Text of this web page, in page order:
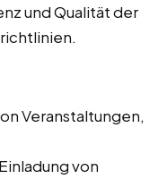
und Qualität der
Veranstaltungen,
von